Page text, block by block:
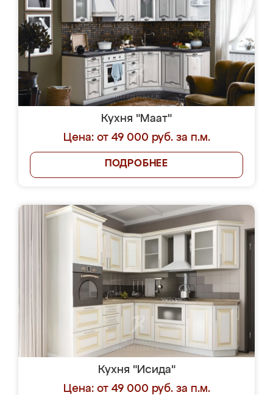
Кухня "Маат"
Цена: от 49 000 руб. за п.м.
ПОДРОБНЕЕ
Кухня "Исида"
Цена: от 49 000 руб. за п.м.